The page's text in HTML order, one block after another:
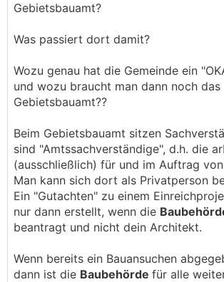
Gebietsbauamt?
Was passiert dort damit?
Wozu genau hat die Gemeinde ein
und wozu braucht man dann noch das
Gebietsbauamt??
Beim Gebietsbauamt sitzen
sind "Amtssachverständige", d.h. die
(ausschließlich) für und im Auftrag
Man kann sich dort als Privatperson
Ein "Gutachten" zu einem
nur dann erstellt, wenn die
beantragt und nicht dein Architekt.
Wenn bereits ein Bauansuchen
dann ist die Baubehörde für alle